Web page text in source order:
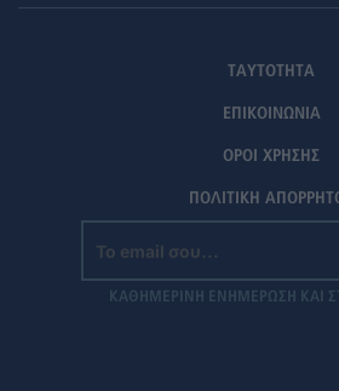
ΤΑΥΤΟΤΗΤΑ
ΕΠΙΚΟΙΝΩΝΙΑ
ΟΡΟΙ ΧΡΗΣΗΣ
ΠΟΛΙΤΙΚΗ
ΚΑΘΗΜΕΡΙΝΗ ΕΝΗΜΕΡΩΣΗ ΚΑΙ